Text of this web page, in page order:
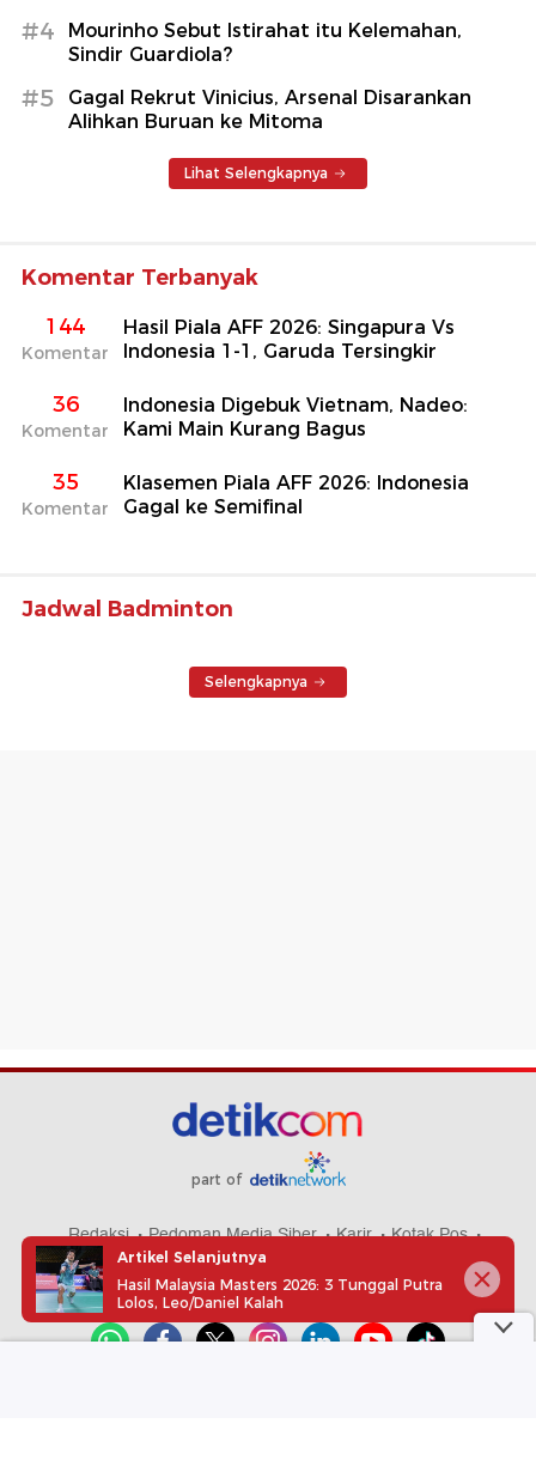
#4
Mourinho Sebut Istirahat itu Kelemahan,
Sindir Guardiola?
#5
Gagal Rekrut Vinicius, Arsenal Disarankan
Alihkan Buruan ke Mitoma
Lihat Selengkapnya
Komentar Terbanyak
144
Komentar
Hasil Piala AFF 2026: Singapura Vs
Indonesia 1-1, Garuda Tersingkir
36
Komentar
Indonesia Digebuk Vietnam, Nadeo:
Kami Main Kurang Bagus
35
Komentar
Klasemen Piala AFF 2026: Indonesia
Gagal ke Semifinal
Jadwal Badminton
Selengkapnya
part of
Redaksi Pedoman Media Siber Karir
Kotak Pos
Info Iklan
Privacy Policy
Artikel Selanjutnya
Hasil Malaysia Masters 2026: 3 Tunggal Putra
Lolos, Leo/Daniel Kalah